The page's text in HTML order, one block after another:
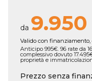
da
Valido con
Anticipo 995€. 96 rate da
complessivo dovuto
proprietà e
Prezzo senza